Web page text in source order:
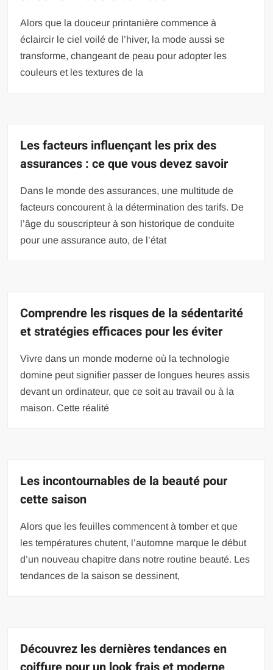
Alors que la douceur printanière commence à
éclaircir le ciel voilé de l’hiver, la mode aussi se
transforme, changeant de peau pour adopter les
couleurs et les textures de la
Les facteurs influençant les prix des
assurances : ce que vous devez savoir
Dans le monde des assurances, une multitude de
facteurs concourent à la détermination des tarifs. De
l’âge du souscripteur à son historique de conduite
pour une assurance auto, de l’état
Comprendre les risques de la sédentarité
et stratégies efficaces pour les éviter
Vivre dans un monde moderne où la technologie
domine peut signifier passer de longues heures assis
devant un ordinateur, que ce soit au travail ou à la
maison. Cette réalité
Les incontournables de la beauté pour
cette saison
Alors que les feuilles commencent à tomber et que
les températures chutent, l’automne marque le début
d’un nouveau chapitre dans notre routine beauté. Les
tendances de la saison se dessinent,
Découvrez les dernières tendances en